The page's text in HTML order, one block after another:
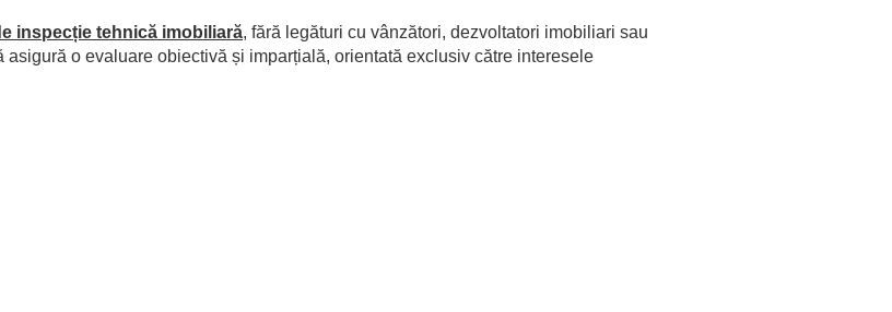
inspecție tehnică imobiliară, fără legături cu vânzători, dezvoltatori imobiliari sau
o evaluare obiectivă și imparțială, orientată exclusiv către interesele